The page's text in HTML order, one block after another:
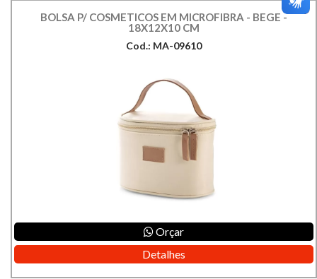
BOLSA P/ COSMETICOS EM MICROFIBRA - BEGE -
18X12X10 CM
Cod.: MA-09610
Orçar
Detalhes